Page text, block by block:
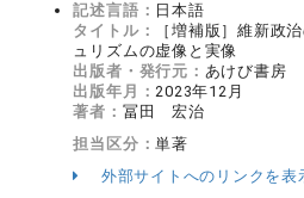
記述言語： 日本語
タイトル：
［増補版］維新政
ュリズムの虚像と実像
出版者・発行元： あけび書房
出版年月：2023年12月
著者： 冨田 宏治
担当区分：単著
外部サイトへのリンクを表